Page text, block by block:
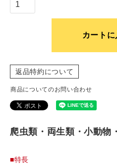
カート
返品特約について
商品についてのお問い合わせ
爬虫類・両生類・小動物
■特長